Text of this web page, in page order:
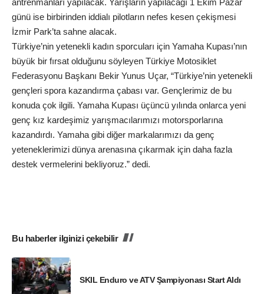
antrenmanları yapılacak. Yarışların yapılacağı 1 Ekim Pazar
günü ise birbirinden iddialı pilotların nefes kesen çekişmesi
İzmir Park’ta sahne alacak.
Türkiye’nin yetenekli kadın sporcuları için Yamaha Kupası’nın
büyük bir fırsat olduğunu söyleyen Türkiye Motosiklet
Federasyonu Başkanı Bekir Yunus Uçar, “Türkiye’nin yetenekli
gençleri spora kazandırma çabası var. Gençlerimiz de bu
konuda çok ilgili. Yamaha Kupası üçüncü yılında onlarca yeni
genç kız kardeşimiz yarışmacılarımızı motorsporlarına
kazandırdı. Yamaha gibi diğer markalarımızı da genç
yeteneklerimizi dünya arenasına çıkarmak için daha fazla
destek vermelerini bekliyoruz.” dedi.
Bu haberler ilginizi çekebilir
SKIL Enduro ve ATV Şampiyonası Start Aldı